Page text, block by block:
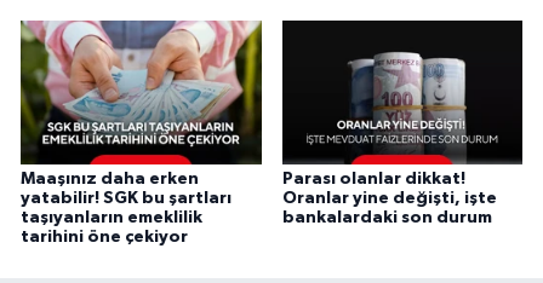
Maaşınız daha erken
yatabilir! SGK bu şartları
taşıyanların emeklilik
tarihini öne çekiyor
Parası olanlar dikkat!
Oranlar yine değişti, işte
bankalardaki son durum